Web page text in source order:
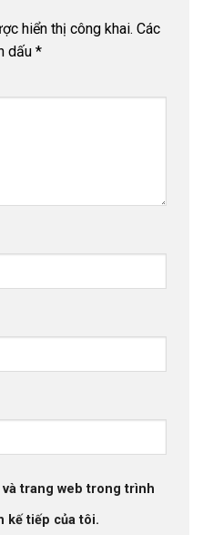
hiển thị công khai. Các
dấu *
trang web trong trình
kế tiếp của tôi.